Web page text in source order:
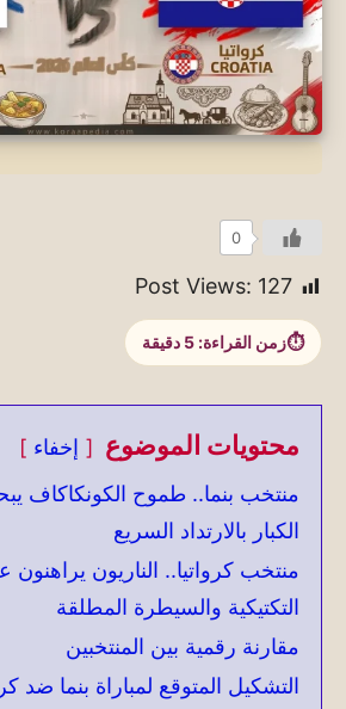
0
Post Views: 127
زمن القراءة: 5 دقيقة
محتويات الموضوع
إخفاء
منتخب بنما.. طموح الكونكاكاف
الكبار بالارتداد السريع
منتخب كرواتيا.. الناريون يراهنون
التكتيكية والسيطرة المطلقة
مقارنة رقمية بين المنتخبين
التشكيل المتوقع لمباراة بنما ضد